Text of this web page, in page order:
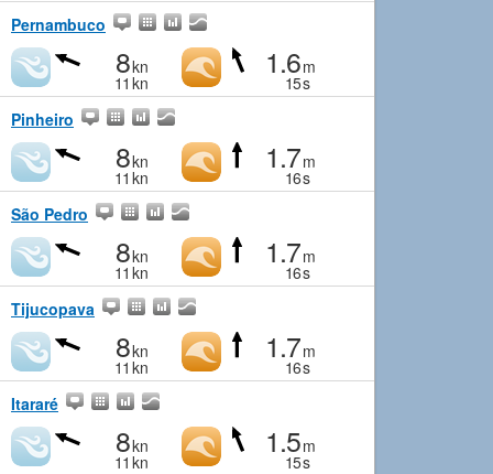
Pernambuco
8kn
11 kn
1.6m
15s
Pinheiro
8kn
11 kn
1.7m
16s
São Pedro
8kn
11 kn
1.7m
16s
Tijucopava
8kn
11 kn
1.7m
16s
Itararé
8kn
11 kn
1.5m
15s